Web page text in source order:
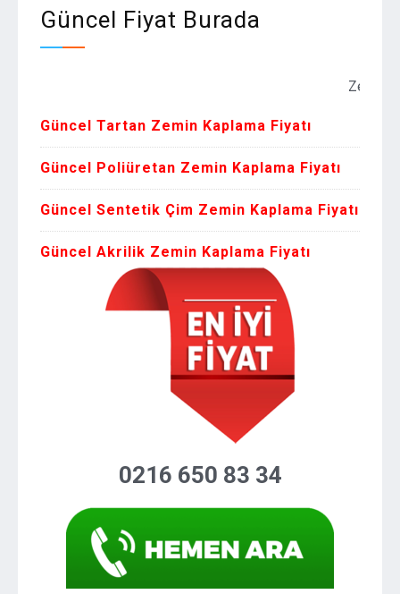
Güncel Fiyat Burada
Zemin
Güncel Tartan Zemin Kaplama Fiyatı
Güncel Poliüretan Zemin Kaplama Fiyatı
Güncel Sentetik Çim Zemin Kaplama Fiyatı
Güncel Akrilik Zemin Kaplama Fiyatı
0216 650 83 34